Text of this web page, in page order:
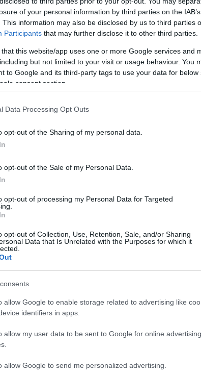
of your personal information by third parties on the
This information may also be disclosed by us to third parties
Participants that may further disclose it to other third parties.
that this website/app uses one or more Google services and
but not limited to your visit or usage behaviour. You
to Google and its third-party tags to use your data for below
consent section.
Data Processing Opt Outs
opt-out of the Sharing of my personal data.
opt-out of the Sale of my Personal Data.
opt-out of processing my Personal Data for Targeted
opt-out of Collection, Use, Retention, Sale, and/or Sharing
Data that Is Unrelated with the Purposes for which it
allow Google to enable storage related to advertising like
identifiers in apps.
allow my user data to be sent to Google for online advertising
allow Google to send me personalized advertising.
μας στο
ΕΚΔΗΛΩΣΕΙΣ
Σύλλογος Ποντίων Κορυδαλλού «Εύξεινος